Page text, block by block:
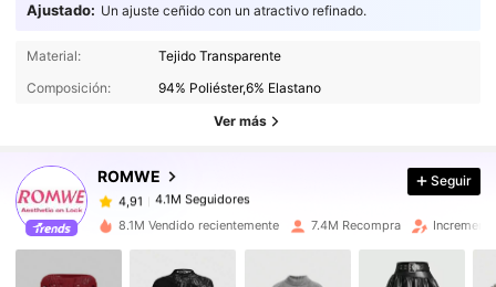
Ajustado: Un ajuste ceñido con un atractivo refinado.
Material:
Tejido Transparente
Composición:
94% Poliéster,6% Elastano
Ver más
ROMWE
4.1M Seguidores
4.1M Seguidores
a***4 pagóHace 1 día
Seguir
8.1M Vendido recientemente 7.4M Recompra